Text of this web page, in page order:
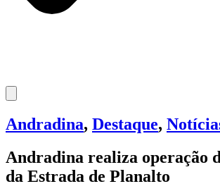
Andradina, Destaque,
Andradina realiza operação
da Estrada de Planalto